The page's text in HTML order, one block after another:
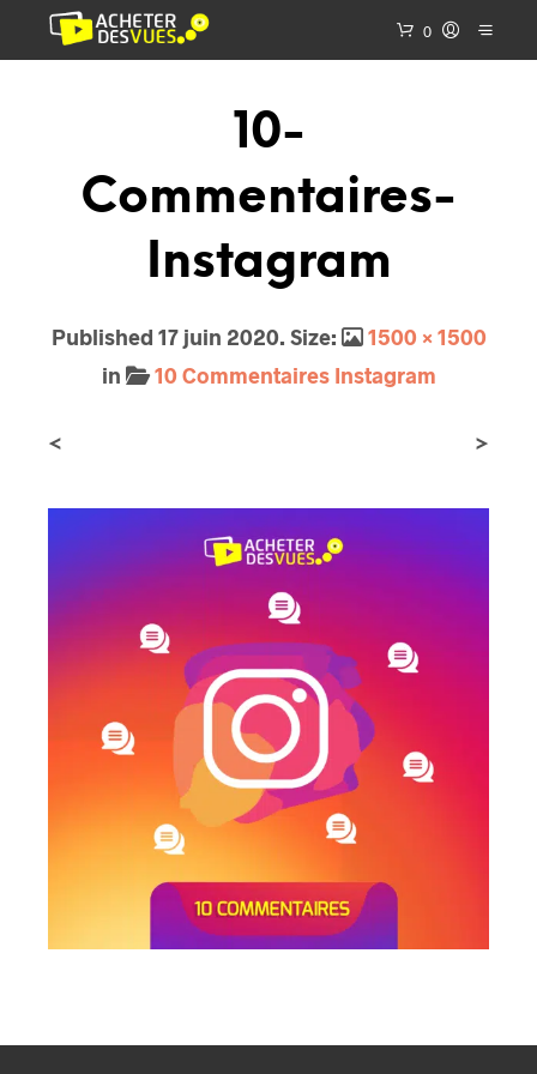
0
10-
Commentaires-
Instagram
Published 17 juin 2020. Size:
1500 × 1500
in
10 Commentaires Instagram
< >